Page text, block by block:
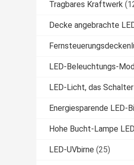
Tragbares Kraftwerk
Decke angebrachte
LED-Beleuchtungs-
LED-Licht, das
Energiesparende LED-
Hohe Bucht-Lampe LED
LED-UVbirne (25)